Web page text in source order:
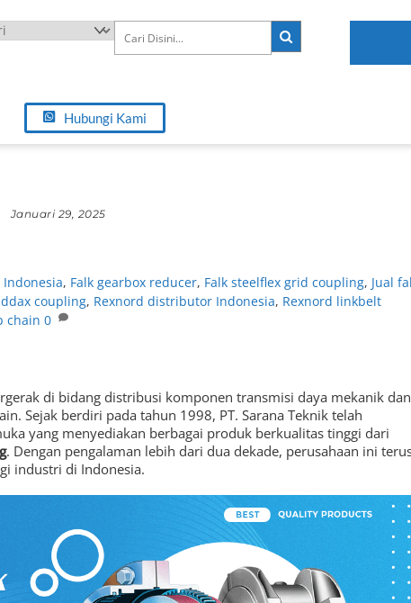
Hubungi Kami
Januari 29, 2025
, Falk gearbox reducer, Falk steelflex grid coupling, Jual
coupling, Rexnord distributor Indonesia, Rexnord linkbelt
chain 0
di bidang distribusi komponen transmisi daya mekanik dan
Sejak berdiri pada tahun 1998, PT. Sarana Teknik telah
yang menyediakan berbagai produk berkualitas tinggi dari
. Dengan pengalaman lebih dari dua dekade, perusahaan ini
industri di Indonesia.